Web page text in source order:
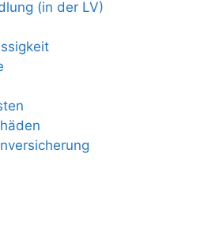
(in der LV)